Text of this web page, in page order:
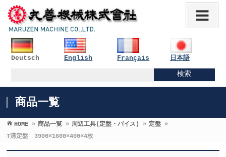
Deutsch English Français 日本語
商品一覧
HOME » 商品一覧 » 周辺工具(定盤・バイス) » 定盤 »
T溝定盤 3900×1600×400×4枚